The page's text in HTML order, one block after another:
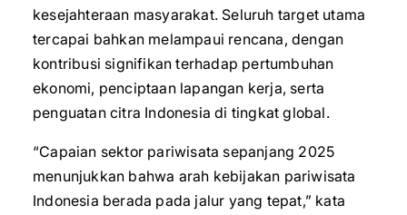
kesejahteraan masyarakat. Seluruh target utama
tercapai bahkan melampaui rencana, dengan
kontribusi signifikan terhadap pertumbuhan
ekonomi, penciptaan lapangan kerja, serta
penguatan citra Indonesia di tingkat global.
“Capaian sektor pariwisata sepanjang 2025
menunjukkan bahwa arah kebijakan pariwisata
Indonesia berada pada jalur yang tepat,” kata